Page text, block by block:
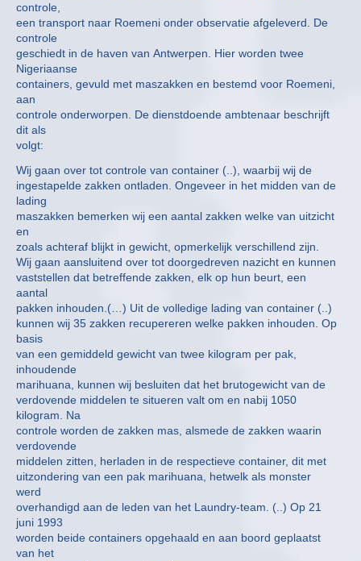
controle,
een transport naar Roemeni onder observatie afgeleverd. De
controle
geschiedt in de haven van Antwerpen. Hier worden twee
Nigeriaanse
containers, gevuld met maszakken en bestemd voor Roemeni,
aan
controle onderworpen. De dienstdoende ambtenaar beschrijft
dit als
volgt:
Wij gaan over tot controle van container (..), waarbij wij de
ingestapelde zakken ontladen. Ongeveer in het midden van de
lading
maszakken bemerken wij een aantal zakken welke van uitzicht
en
zoals achteraf blijkt in gewicht, opmerkelijk verschillend zijn.
Wij gaan aansluitend over tot doorgedreven nazicht en kunnen
vaststellen dat betreffende zakken, elk op hun beurt, een
aantal
pakken inhouden.(…) Uit de volledige lading van container (..)
kunnen wij 35 zakken recupereren welke pakken inhouden. Op
basis
van een gemiddeld gewicht van twee kilogram per pak,
inhoudende
marihuana, kunnen wij besluiten dat het brutogewicht van de
verdovende middelen te situeren valt om en nabij 1050
kilogram. Na
controle worden de zakken mas, alsmede de zakken waarin
verdovende
middelen zitten, herladen in de respectieve container, dit met
uitzondering van een pak marihuana, hetwelk als monster
werd
overhandigd aan de leden van het Laundry-team. (..) Op 21
juni 1993
worden beide containers opgehaald en aan boord geplaatst
van het